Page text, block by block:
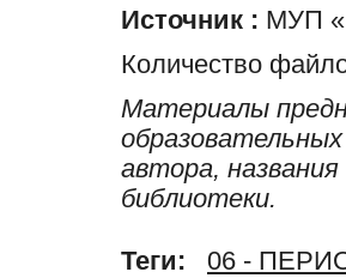
Источник : МУП
Количество
Материалы
автора,
библиотеки.
Теги:
06 -